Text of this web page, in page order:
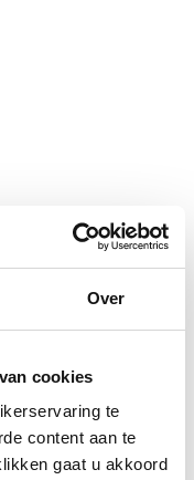
Over
cookies
te
content aan te
gaat u akkoord
has occurred while